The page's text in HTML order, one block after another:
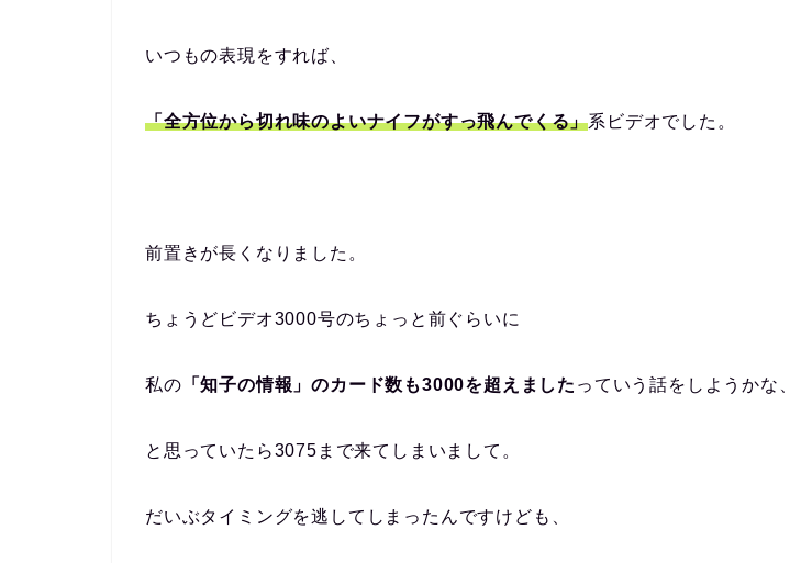
いつもの表現をすれば、
「全方位から切れ味のよいナイフがすっ飛んでくる」系ビデオでした。
前置きが長くなりました。
ちょうどビデオ3000号のちょっと前ぐらいに
私の 「知子の情報」のカード数も3000を超えました っていう話をしようかな、
と思っていたら3075まで来てしまいまして。
だいぶタイミングを逃してしまったんですけども、